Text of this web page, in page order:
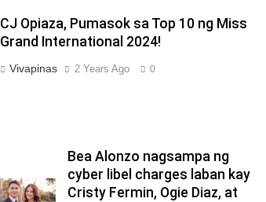
CJ Opiaza, Pumasok sa Top 10 ng Miss
Grand International 2024!
Vivapinas 2 Years Ago 0
Bea Alonzo nagsampa ng
cyber libel charges laban kay
Cristy Fermin, Ogie Diaz, at